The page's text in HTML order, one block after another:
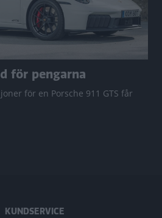
för pengarna
för en Porsche 911 GTS får
KUNDSERVICE